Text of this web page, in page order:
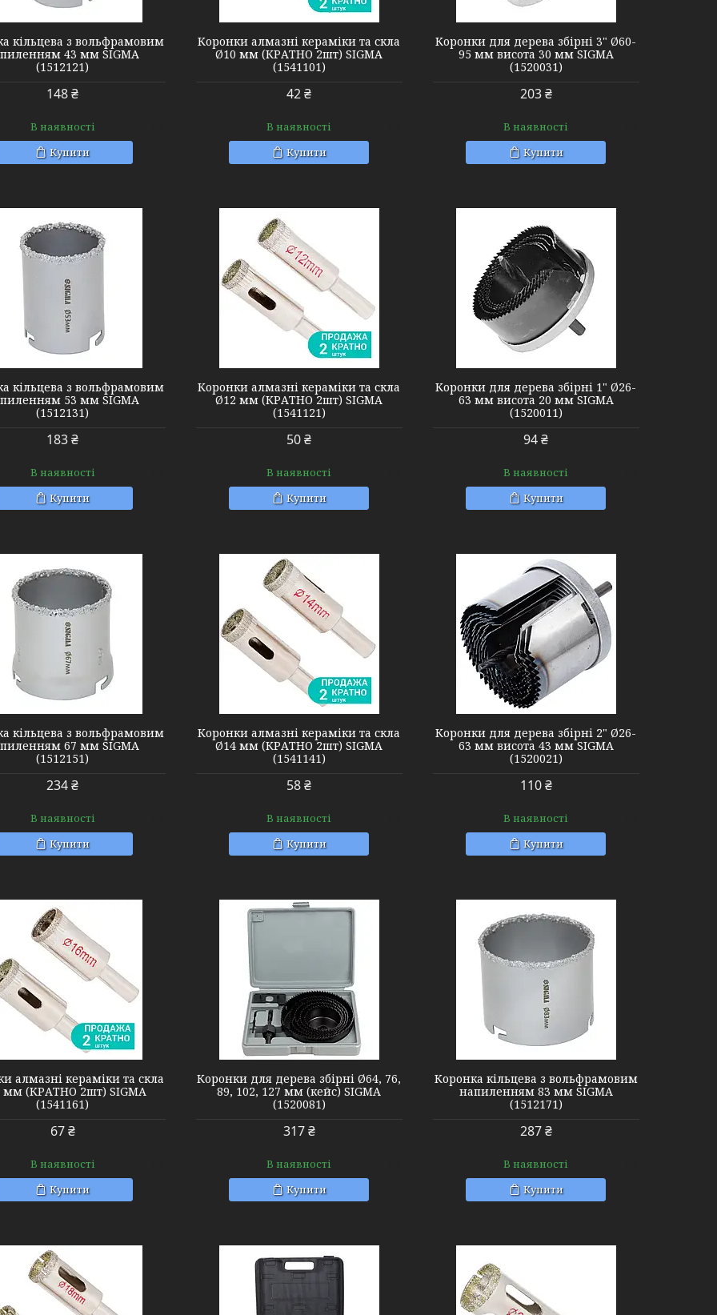
кільцева з вольфрамовим
43 мм SIGMA
(1512121)
148 ₴
В наявності
Купити
Коронки алмазні кераміки та скла
Ø10 мм (КРАТНО 2шт) SIGMA
(1541101)
42 ₴
В наявності
Купити
Коронки для дерева збірні 3" Ø60-
95 мм висота 30 мм SIGMA
(1520031)
203 ₴
В наявності
Купити
кільцева з вольфрамовим
53 мм SIGMA
(1512131)
183 ₴
В наявності
Купити
1541121
Коронки алмазні кераміки та скла
Ø12 мм (КРАТНО 2шт) SIGMA
(1541121)
50 ₴
В наявності
Купити
1520011
Коронки для дерева збірні 1" Ø26-
63 мм висота 20 мм SIGMA
(1520011)
94 ₴
В наявності
Купити
кільцева з вольфрамовим
67 мм SIGMA
(1512151)
234 ₴
В наявності
Купити
Коронки алмазні кераміки та скла
Ø14 мм (КРАТНО 2шт) SIGMA
(1541141)
58 ₴
В наявності
Купити
1520021
Коронки для дерева збірні 2" Ø26-
63 мм висота 43 мм SIGMA
(1520021)
110 ₴
В наявності
Купити
алмазні кераміки та скла
мм (КРАТНО 2шт) SIGMA
(1541161)
67 ₴
В наявності
Купити
1520081
Коронки для дерева збірні Ø64, 76,
89, 102, 127 мм (кейс) SIGMA
(1520081)
317 ₴
В наявності
Купити
1512171
Коронка кільцева з вольфрамовим
напиленням 83 мм SIGMA
(1512171)
287 ₴
В наявності
Купити